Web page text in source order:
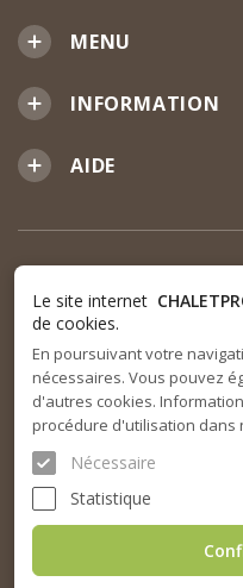
MENU
INFORMATION
AIDE
Le site internet
de cookies.
En poursuivant votre
nécessaires. Vous pouvez
d'autres cookies.
procédure d'utilisation dans
Nécessaire
Statistique